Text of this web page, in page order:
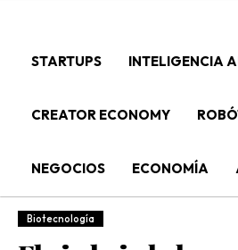
STARTUPS INTELIGENCIA
CREATOR ECONOMY
NEGOCIOS ECONOMÍA
Biotecnología